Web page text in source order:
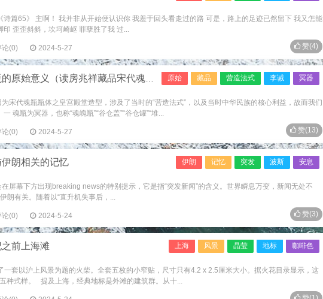
篇65》 主啊！ 我并非从开始便认识你 我羞于回头看走过的路 可是，路上的足迹已然留下 我又怎能
歪歪斜斜，坎坷崎岖 罪孽胜了我 过...
论(0) 2024-5-27 赞(4)
原始 藏品 营造法式 李诫 冥器
原始意义（读房兆祥藏品宋代魂瓶）
宋代魂瓶瓶体之皇宫殿堂造型，涉及了当时的“营造法式”，以及当时中华民族的核心利益，故而我们
魂瓶为冥器，也称“魂魄瓶”“谷仓盖”“谷仓罐”“堆...
论(0) 2024-5-27 赞(13)
伊朗 记忆 突发 波斯 安息
朗相关的记忆
屏幕下方出现breaking news的特别提示，它是指“突发新闻”的含义。世界瞬息万变，新闻无处不
朗有关。随着以“直升机失事后，...
论(0) 2024-5-24 赞(3)
上海 风景 晶莹 地标 咖啡色
前上海滩
一套以沪上风景为题的火柴。全套五枚的小窄贴，尺寸只有4.2 x 2.5厘米大小。据火花目录显示，这
种式样。 提及上海，经典地标是外滩的建筑群。从十...